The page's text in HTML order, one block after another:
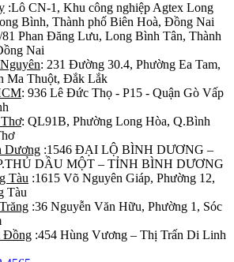
:Lô CN-1, Khu công nghiệp Agtex Long
Bình, Thành phố Biên Hoà, Đồng Nai
81 Phan Đăng Lưu, Long Bình Tân, Thành
Nai
: 231 Đường 30.4, Phường Ea Tam,
Ma Thuột, Đắk Lắk
: 936 Lê Đức Thọ - P15 - Quận Gò Vấp
: QL91B, Phường Long Hòa, Q.Bình
Dương :1546 ĐẠI LỘ BÌNH DƯƠNG –
DẦU MỘT – TỈNH BÌNH DƯƠNG
Tàu :1615 Võ Nguyên Giáp, Phường 12,
Tàu
:36 Nguyễn Văn Hữu, Phường 1, Sóc
Đồng :454 Hùng Vương – Thị Trấn Di Linh